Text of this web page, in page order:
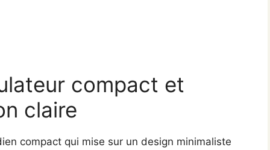
compact et
claire
compact qui mise sur un design minimaliste